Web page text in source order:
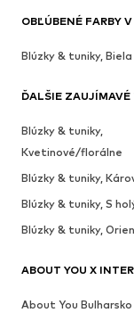
OBĽÚBENÉ FARBY
Blúzky & tuniky, Biela
ĎALŠIE ZAUJÍMAVÉ
Blúzky & tuniky,
Kvetinové/florálne
Blúzky & tuniky,
Blúzky & tuniky, S
Blúzky & tuniky,
ABOUT YOU X
About You Bulharsko